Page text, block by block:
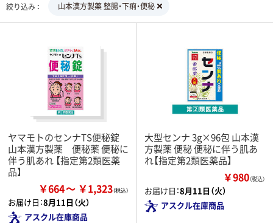
絞り込み 山本漢方製薬 整腸・下痢・便秘
ヤマモトのセンナTS便秘錠
山本漢方製薬 便秘薬 便秘に
伴う肌あれ 【指定第2類医薬
品】
￥664 ￥1,323
お届け日：8月11日（火）
アスクル在庫商品
大型センナ 3g×96包 山本漢
方製薬 便秘 便秘に伴う肌あ
れ【指定第2類医薬品】
￥980（税込）
お届け日：8月11日（火）
アスクル在庫商品